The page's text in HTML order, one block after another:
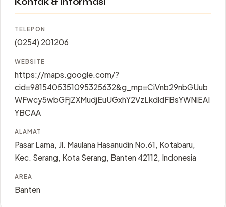
TELEPON
(0254) 201206
WEBSITE
https://maps.google.com/?
cid=9815405351095325632&g_mp=CiVnb29nbGUub
WFwcy5wbGFjZXMudjEuUGxhY2VzLkdldFBsYWNlEAI
YBCAA
ALAMAT
Pasar Lama, Jl. Maulana Hasanudin No.61, Kotabaru,
Kec. Serang, Kota Serang, Banten 42112, Indonesia
AREA
Banten